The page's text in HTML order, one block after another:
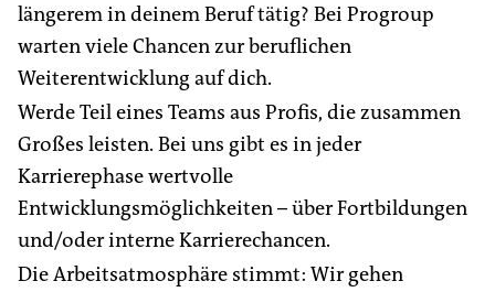
längerem in deinem Beruf tätig? Bei Progroup
warten viele Chancen zur beruflichen
Weiterentwicklung auf dich.
Werde Teil eines Teams aus Profis, die zusammen
Großes leisten. Bei uns gibt es in jeder
Karrierephase wertvolle
Entwicklungsmöglichkeiten – über Fortbildungen
und/oder interne Karrierechancen.
Die Arbeitsatmosphäre stimmt: Wir gehen